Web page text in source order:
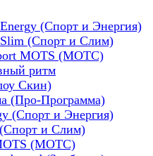
(Спорт и Энергия)
(Спорт и Слим)
MOTS (МОТС)
ритм
Скин)
(Про-Программа)
(Спорт и Энергия)
и Слим)
(МОТС)